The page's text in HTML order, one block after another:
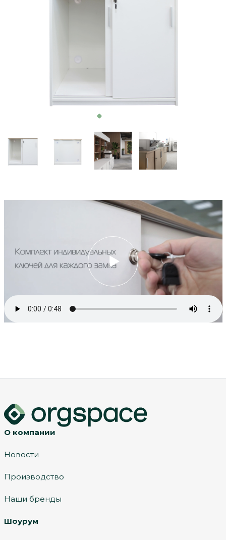
О компании
Новости
Производство
Наши бренды
Шоурум